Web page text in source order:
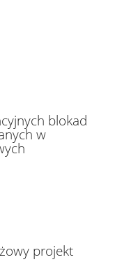
blokad
w
projekt